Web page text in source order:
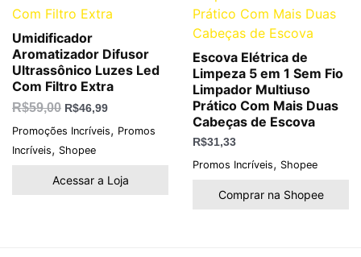
Umidificador
Aromatizador Difusor
Ultrassônico Luzes Led
Com Filtro Extra
R$59,00 R$46,99
Promoções Incríveis, Promos
Incríveis, Shopee
Acessar a Loja
Escova Elétrica de
Limpeza 5 em 1 Sem Fio
Limpador Multiuso
Prático Com Mais Duas
Cabeças de Escova
R$31,33
Promos Incríveis, Shopee
Comprar na Shopee